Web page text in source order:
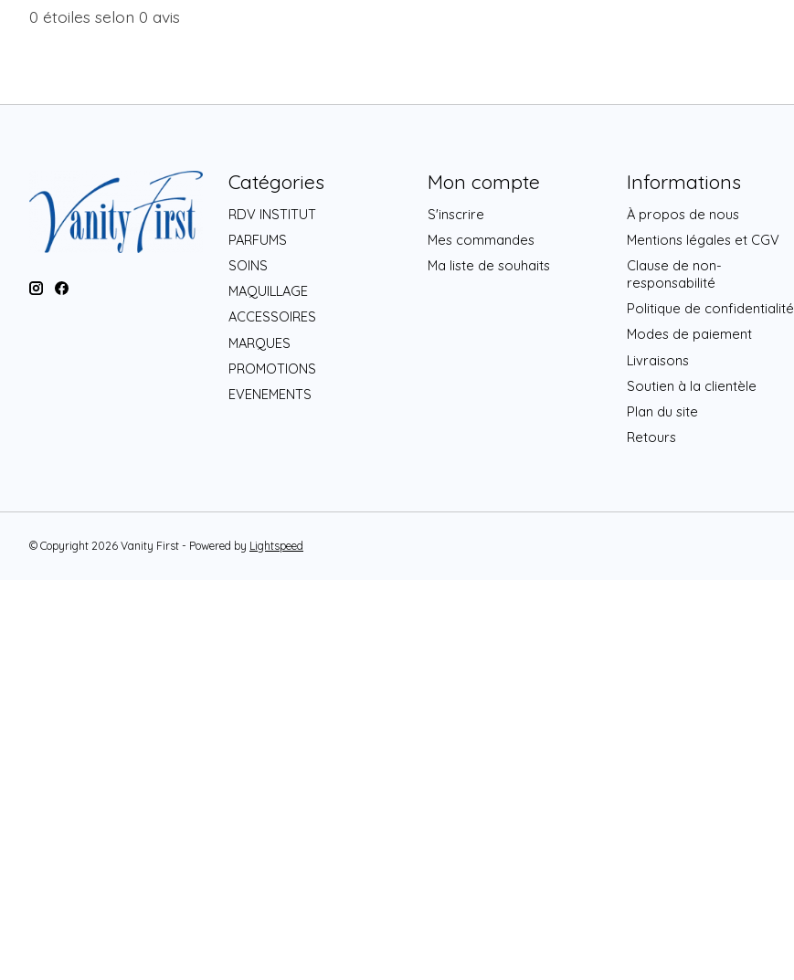
0 étoiles selon 0 avis
Catégories
RDV INSTITUT
PARFUMS
SOINS
MAQUILLAGE
ACCESSOIRES
MARQUES
PROMOTIONS
EVENEMENTS
Mon compte
S'inscrire
Mes commandes
Ma liste de souhaits
Informations
À propos de nous
Mentions légales et CGV
Clause de non-
responsabilité
Politique de confidentialité
Modes de paiement
Livraisons
Soutien à la clientèle
Plan du site
Retours
© Copyright 2026 Vanity First - Powered by Lightspeed